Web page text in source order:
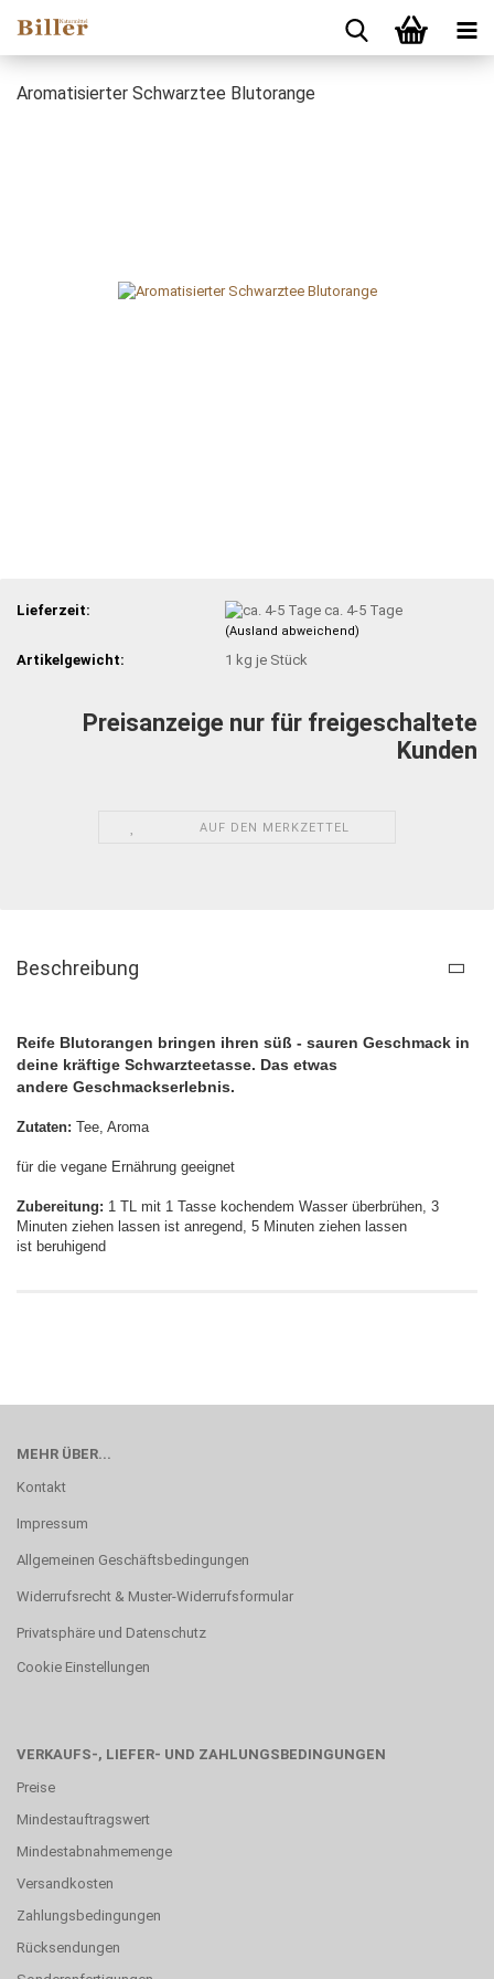
Aromatisierter Schwarztee Blutorange
Lieferzeit: ca. 4-5 Tage
(Ausland abweichend)
Artikelgewicht: 1 kg je Stück
Preisanzeige nur für freigeschaltete
Kunden
AUF DEN MERKZETTEL
Beschreibung
Reife Blutorangen bringen ihren süß - sauren Geschmack in
deine kräftige Schwarzteetasse. Das etwas
andere Geschmackserlebnis.
Zutaten: Tee, Aroma
für die vegane Ernährung geeignet
Zubereitung: 1 TL mit 1 Tasse kochendem Wasser überbrühen, 3
Minuten ziehen lassen ist anregend, 5 Minuten ziehen lassen
ist beruhigend
MEHR ÜBER...
Kontakt
Impressum
Allgemeinen Geschäftsbedingungen
Widerrufsrecht & Muster-Widerrufsformular
Privatsphäre und Datenschutz
Cookie Einstellungen
VERKAUFS-, LIEFER- UND ZAHLUNGSBEDINGUNGEN
Preise
Mindestauftragswert
Mindestabnahmemenge
Versandkosten
Zahlungsbedingungen
Rücksendungen